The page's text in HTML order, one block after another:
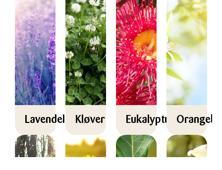
Lavendel Kløver Eukalyptus